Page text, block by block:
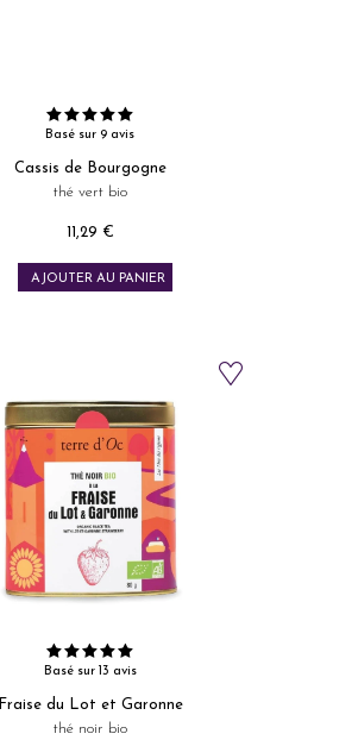
Basé sur 9 avis
Cassis de Bourgogne
thé vert bio
Prix
11,29 €
AJOUTER AU PANIER
Basé sur 13 avis
Fraise du Lot et Garonne
thé noir bio